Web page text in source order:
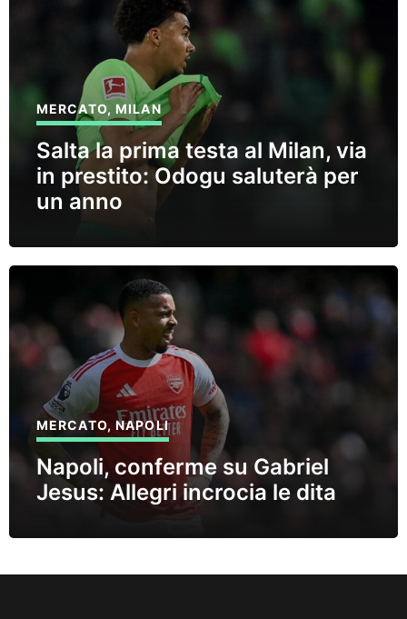
MERCATO, MILAN
Salta la prima testa al Milan, via
in prestito: Odogu saluterà per
un anno
MERCATO,NAPOLI
Napoli, conferme su Gabriel
Jesus: Allegri incrocia le dita